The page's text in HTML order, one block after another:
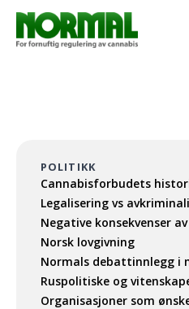
POLITIKK
Cannabisforbudets
Legalisering vs
Negative konsekvenser
Norsk lovgivning
Normals debattinnlegg i
Ruspolitiske og
Organisasjoner som